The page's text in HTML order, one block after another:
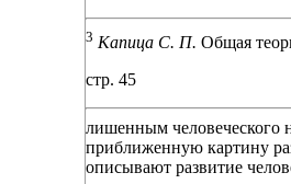
3 Капица С. П. Общая
стр. 45
лишенным человеческого
приближенную картину
описывают развитие